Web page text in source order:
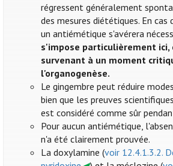
régressent généralement
des mesures diététiques. En cas
un antiémétique s'avérera
s'impose particulièrement ici,
survenant à un moment
l'organogenèse.
Le gingembre peut réduire
bien que les preuves
est considéré comme sûr
Pour aucun antiémétique,
n'a été clairement prouvée.
La doxylamine (voir 12.4.1.3.2.